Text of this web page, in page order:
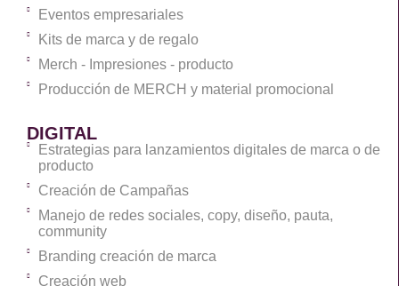
Eventos empresariales
Kits de marca y de regalo
Merch - Impresiones - producto
Producción de MERCH y material promocional
DIGITAL
Estrategias para lanzamientos digitales de marca o de
producto
Creación de Campañas
Manejo de redes sociales, copy, diseño, pauta,
community
Branding creación de marca
Creación web